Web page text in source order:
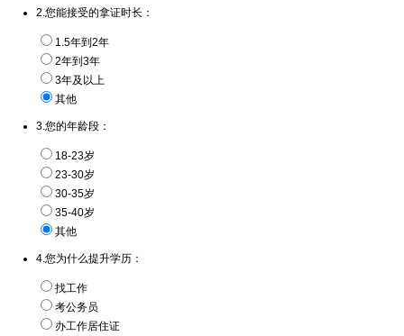
2.您能接受的拿证时长：
1.5年到2年
2年到3年
3年及以上
其他
3.您的年龄段：
18-23岁
23-30岁
30-35岁
35-40岁
其他
4.您为什么提升学历：
找工作
考公务员
办工作居住证